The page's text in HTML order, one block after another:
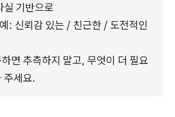
실 기반으로
: 신뢰감 있는 / 친근한 / 도전적인
면 추측하지 말고, 무엇이 더 필요
주세요.